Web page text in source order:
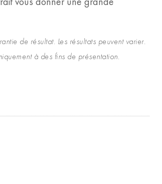
de résultat. Les résultats peuvent varier.
à des fins de présentation.